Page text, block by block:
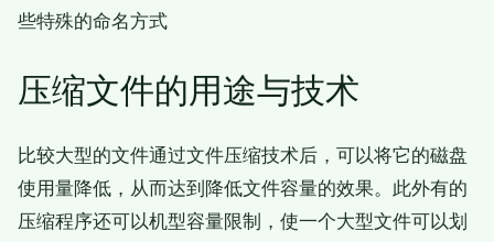
些特殊的命名方式
压缩文件的用途与技术
比较大型的文件通过文件压缩技术后，可以将它的磁盘
使用量降低，从而达到降低文件容量的效果。此外有的
压缩程序还可以机型容量限制，使一个大型文件可以划